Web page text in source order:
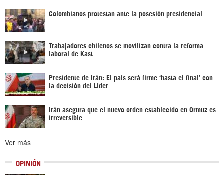
Colombianos protestan ante la posesión presidencial
Trabajadores chilenos se movilizan contra la reforma
laboral de Kast
Presidente de Irán: El país será firme ‘hasta el final’ con
la decisión del Líder
Irán asegura que el nuevo orden establecido en Ormuz es
irreversible
Ver más
OPINIÓN